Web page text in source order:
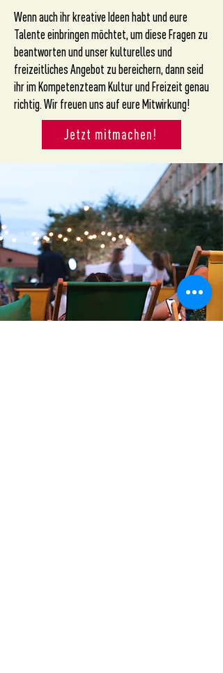
Wenn auch ihr kreative Ideen habt und eure
Talente einbringen möchtet, um diese Fragen zu
beantworten und unser kulturelles und
freizeitliches Angebot zu bereichern, dann seid
ihr im Kompetenzteam Kultur und Freizeit genau
richtig. Wir freuen uns auf eure Mitwirkung!
Jetzt mitmachen!